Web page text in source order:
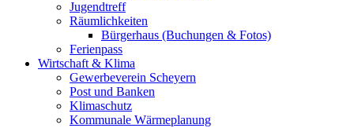
Jugendtreff
Räumlichkeiten
Bürgerhaus (Buchungen & Fotos)
Ferienpass
Wirtschaft & Klima
Gewerbeverein Scheyern
Post und Banken
Klimaschutz
Kommunale Wärmeplanung